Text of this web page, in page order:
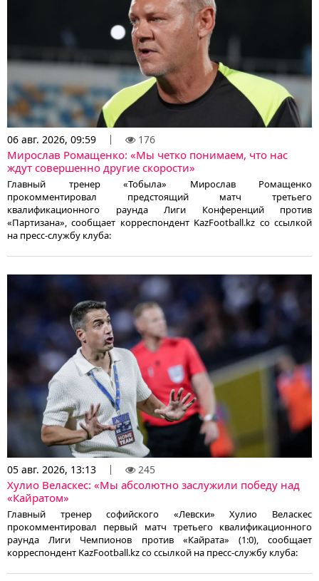
06 авг. 2026, 09:59 176
Мирослав Ромащенко: «Мы четко понимаем, что нас
ждут совершенно другие скорости»
Главный тренер «Тобыла» Мирослав Ромащенко
прокомментировал предстоящий матч третьего
квалификационного раунда Лиги Конференций против
«Партизана», сообщает корреспондент KazFootball.kz со ссылкой
на пресс-службу клуба:
05 авг. 2026, 13:13 245
Хулио Веласкес: «Мы абсолютно заслужили победу над
«Кайратом»
Главный тренер софийского «Левски» Хулио Веласкес
прокомментировал первый матч третьего квалификационного
раунда Лиги Чемпионов против «Кайрата» (1:0), сообщает
корреспондент KazFootball.kz со ссылкой на пресс-службу клуба: